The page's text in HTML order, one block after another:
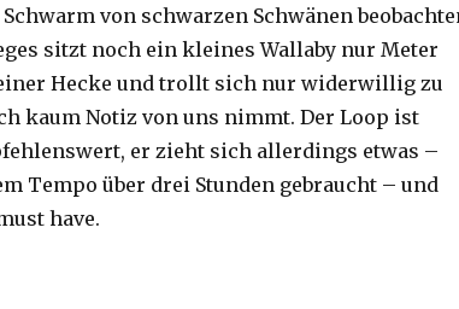
von schwarzen Schwänen
sitzt noch ein kleines Wallaby nur Meter
Hecke und trollt sich nur widerwillig zu
kaum Notiz von uns nimmt. Der Loop ist
er zieht sich allerdings etwas –
Tempo über drei Stunden gebraucht – und
have.